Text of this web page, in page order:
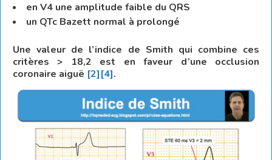
en V4 une amplitude faible du QRS
un QTc Bazett normal à prolongé
Une valeur de l’indice de Smith qui combine ces
critères > 18,2 est en faveur d’une occlusion
coronaire aiguë [2][4].